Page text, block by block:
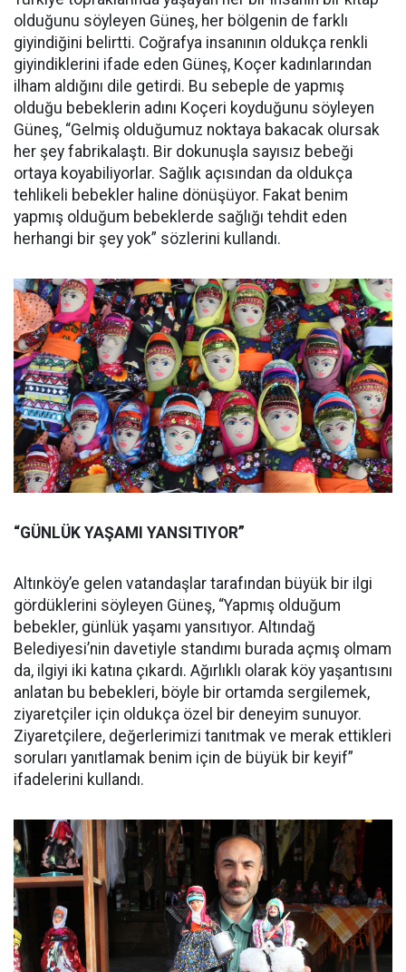
olduğunu söyleyen Güneş, her bölgenin de farklı
giyindiğini belirtti. Coğrafya insanının oldukça renkli
giyindiklerini ifade eden Güneş, Koçer kadınlarından
ilham aldığını dile getirdi. Bu sebeple de yapmış
olduğu bebeklerin adını Koçeri koyduğunu söyleyen
Güneş, “Gelmiş olduğumuz noktaya bakacak olursak
her şey fabrikalaştı. Bir dokunuşla sayısız bebeği
ortaya koyabiliyorlar. Sağlık açısından da oldukça
tehlikeli bebekler haline dönüşüyor. Fakat benim
yapmış olduğum bebeklerde sağlığı tehdit eden
herhangi bir şey yok” sözlerini kullandı.
“GÜNLÜK YAŞAMI YANSITIYOR”
Altınköy’e gelen vatandaşlar tarafından büyük bir ilgi
gördüklerini söyleyen Güneş, “Yapmış olduğum
bebekler, günlük yaşamı yansıtıyor. Altındağ
Belediyesi’nin davetiyle standımı burada açmış olmam
da, ilgiyi iki katına çıkardı. Ağırlıklı olarak köy yaşantısını
anlatan bu bebekleri, böyle bir ortamda sergilemek,
ziyaretçiler için oldukça özel bir deneyim sunuyor.
Ziyaretçilere, değerlerimizi tanıtmak ve merak ettikleri
soruları yanıtlamak benim için de büyük bir keyif”
ifadelerini kullandı.